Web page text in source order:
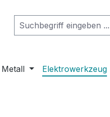
Elektrowerkzeug